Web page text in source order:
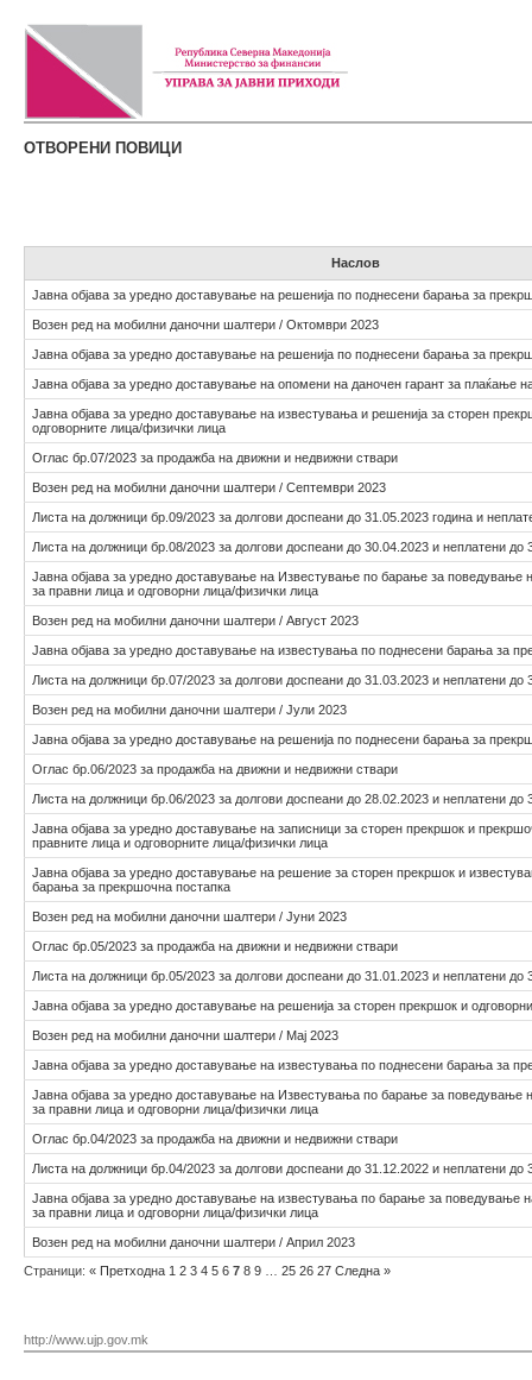
ОТВОРЕНИ ПОВИЦИ
Наслов
Јавна објава за уредно доставување на решенија по поднесени барања за
Возен ред на мобилни даночни шалтери / Октомври 2023
Јавна објава за уредно доставување на решенија по поднесени барања за
Јавна објава за уредно доставување на опомени на даночен гарант за плаќање
Јавна објава за уредно доставување на известувања и решенија за сторен
одговорните лица/физички лица
Оглас бр.07/2023 за продажба на движни и недвижни ствари
Возен ред на мобилни даночни шалтери / Септември 2023
Листа на должници бр.09/2023 за долгови доспеани до 31.05.2023 година и
Листа на должници бр.08/2023 за долгови доспеани до 30.04.2023 и неплатени до
Јавна објава за уредно доставување на Известување по барање за поведување
за правни лица и одговорни лица/физички лица
Возен ред на мобилни даночни шалтери / Август 2023
Јавна објава за уредно доставување на известувања по поднесени барања за
Листа на должници бр.07/2023 за долгови доспеани до 31.03.2023 и неплатени до
Возен ред на мобилни даночни шалтери / Јули 2023
Јавна објава за уредно доставување на решенија по поднесени барања за
Оглас бр.06/2023 за продажба на движни и недвижни ствари
Листа на должници бр.06/2023 за долгови доспеани до 28.02.2023 и неплатени до
Јавна објава за уредно доставување на записници за сторен прекршок и
правните лица и одговорните лица/физички лица
Јавна објава за уредно доставување на решение за сторен прекршок и
барања за прекршочна постапка
Возен ред на мобилни даночни шалтери / Јуни 2023
Оглас бр.05/2023 за продажба на движни и недвижни ствари
Листа на должници бр.05/2023 за долгови доспеани до 31.01.2023 и неплатени до
Јавна објава за уредно доставување на решенија за сторен прекршок и
Возен ред на мобилни даночни шалтери / Мај 2023
Јавна објава за уредно доставување на известувања по поднесени барања за
Јавна објава за уредно доставување на Известувања по барање за поведување
за правни лица и одговорни лица/физички лица
Оглас бр.04/2023 за продажба на движни и недвижни ствари
Листа на должници бр.04/2023 за долгови доспеани до 31.12.2022 и неплатени до
Јавна објава за уредно доставување на известувања по барање за поведување
за правни лица и одговорни лица/физички лица
Возен ред на мобилни даночни шалтери / Април 2023
Страници: « Претходна 1 2 3 4 5 6 7 8 9 25 26 27 Следна »
http://www.ujp.gov.mk